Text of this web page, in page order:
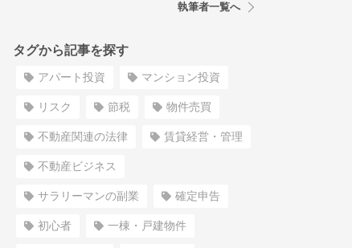
執筆者一覧へ
タグから記事を探す
アパート投資 マンション投資
リスク 節税 物件売買
不動産関連の法律 賃貸経営・管理
不動産ビジネス
サラリーマンの副業 確定申告
初心者 一棟・戸建物件